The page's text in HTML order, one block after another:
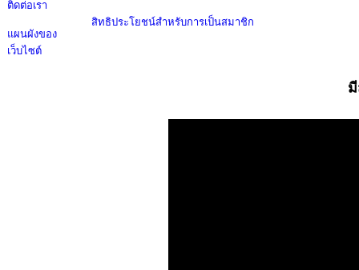
ติดต่อเรา
แผนผังของ
เว็บไซต์
สิทธิประโยชน์สำหรับการเป็นสมาชิก